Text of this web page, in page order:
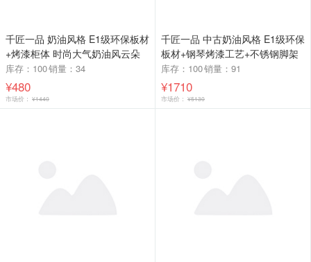
千匠一品 奶油风格 E1级环保板材
+烤漆柜体 时尚大气奶油风云朵
茶几C03-J
库存：100销量：34
¥480
市场价： ¥1440
千匠一品 中古奶油风格 E1级环保
板材+钢琴烤漆工艺+不锈钢脚架
时尚大气妆台L307-J
库存：100销量：91
¥1710
市场价： ¥5130